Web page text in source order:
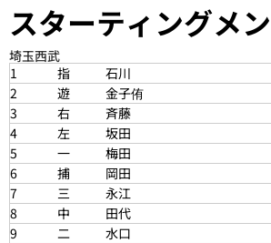
スターティングメ
埼玉西武
1
指
石川
2
遊
金子侑
3
右
斉藤
4
左
坂田
5
一
梅田
6
捕
岡田
7
三
永江
8
中
田代
9
二
水口